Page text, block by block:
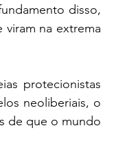
disso,
na extrema
protecionistas
neoliberiais, o
de que o mundo